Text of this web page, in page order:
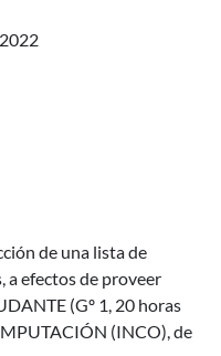
de una lista de
a efectos de proveer
(Gº 1, 20 horas
(INCO), de